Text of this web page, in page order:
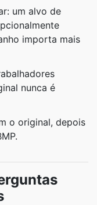
um alvo de
importa mais
nunca é
o original, depois